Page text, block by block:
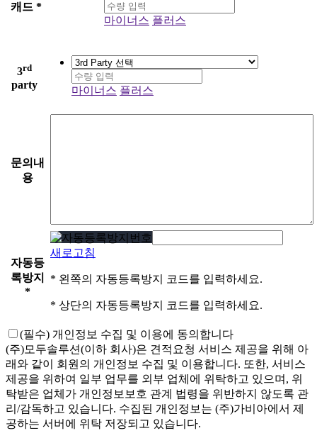
캐드 *
마이너스 플러스
3rd
party
마이너스 플러스
문의내
용
자동등
록방지
*
새로고침
* 왼쪽의 자동등록방지 코드를 입력하세요.
* 상단의 자동등록방지 코드를 입력하세요.
(필수) 개인정보 수집 및 이용에 동의합니다
(주)모두솔루션(이하 회사)은 견적요청 서비스 제공을 위해 아
래와 같이 회원의 개인정보 수집 및 이용합니다. 또한, 서비스
제공을 위하여 일부 업무를 외부 업체에 위탁하고 있으며, 위
탁받은 업체가 개인정보보호 관계 법령을 위반하지 않도록 관
리/감독하고 있습니다. 수집된 개인정보는 (주)가비아에서 제
공하는 서버에 위탁 저장되고 있습니다.